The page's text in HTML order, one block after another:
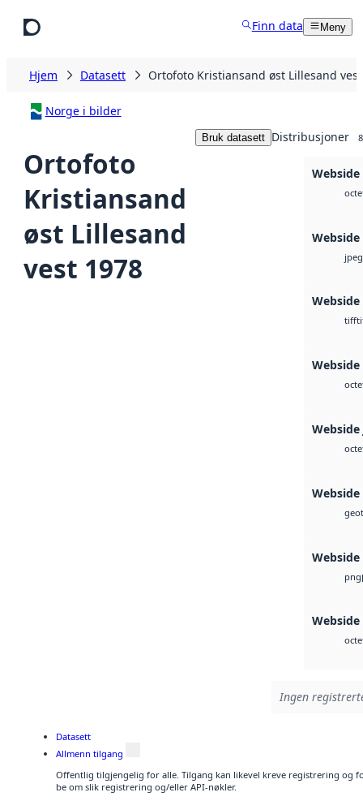
Finn data Meny
Hjem Datasett Ortofoto Kristiansand øst Lillesand
Norge i bilder
Ortofoto
Kristiansand
øst Lillesand
vest 1978
Bruk datasett Distribusjoner 8
Webside
Webside
jpeg
Webside
tiff
Webside
Webside
Webside
Webside
png
Webside
Ingen
Datasett
Allmenn tilgang
Offentlig tilgjengelig for alle. Tilgang kan likevel kreve registrering og
be om slik registrering og/eller API-nøkler.